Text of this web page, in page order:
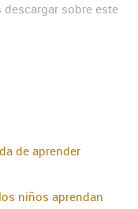
sobre este
de aprender
niños aprendan